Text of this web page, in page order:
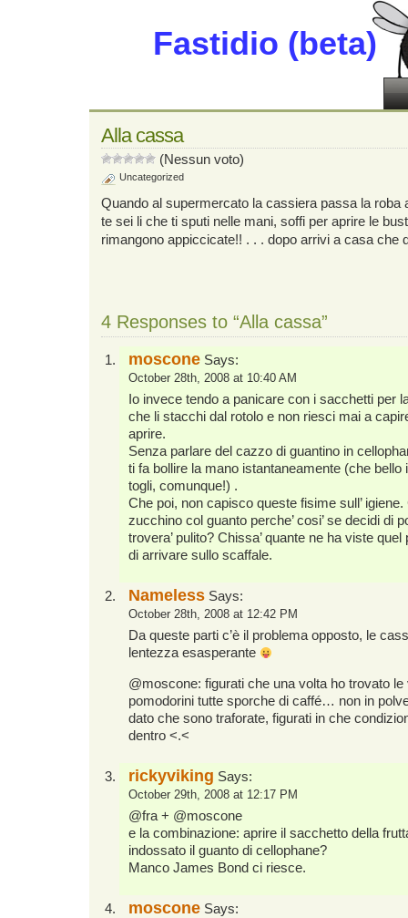
Fastidio (beta)
Alla cassa
(Nessun voto)
Uncategorized
Quando al supermercato la cassiera passa la roba
te sei li che ti sputi nelle mani, soffi per aprire le
rimangono appiccicate!! . . . dopo arrivi a casa che
4 Responses to “Alla cassa”
moscone Says:
October 28th, 2008 at 10:40 AM
Io invece tendo a panicare con i sacchetti per
che li stacchi dal rotolo e non riesci mai a
aprire.
Senza parlare del cazzo di guantino in
ti fa bollire la mano istantaneamente (che bello
togli, comunque!) .
Che poi, non capisco queste fisime sull’ igiene.
zucchino col guanto perche’ cosi’ se decidi di
trovera’ pulito? Chissa’ quante ne ha viste
di arrivare sullo scaffale.
Nameless Says:
October 28th, 2008 at 12:42 PM
Da queste parti c’è il problema opposto, le
lentezza esasperante
@moscone: figurati che una volta ho trovato
pomodorini tutte sporche di caffé… non in
dato che sono traforate, figurati in che
dentro <.<
rickyviking Says:
October 29th, 2008 at 12:17 PM
@fra + @moscone
e la combinazione: aprire il sacchetto della
indossato il guanto di cellophane?
Manco James Bond ci riesce.
moscone Says: